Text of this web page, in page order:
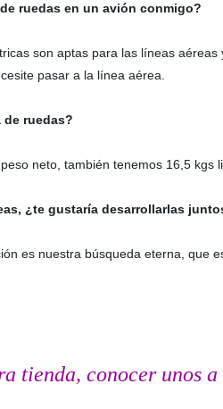
ruedas en un avión conmigo?
son aptas para las líneas
pasar a la línea aérea.
de ruedas?
neto, también tenemos 16,5 kgs
¿te gustaría desarrollarlas
es nuestra búsqueda eterna, que
tienda, conocer unos